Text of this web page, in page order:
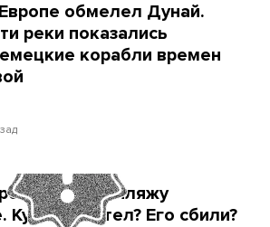
обмелел Дунай.
реки показались
корабли времен
попал по пляжу
Куда он летел? Его сбили?